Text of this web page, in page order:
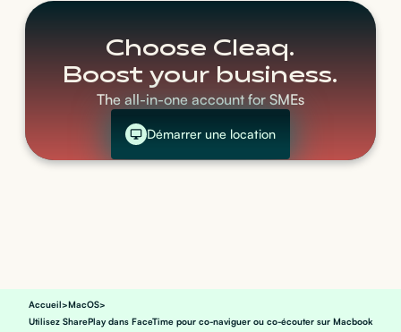
Choose Cleaq.
Boost your business.
The all-in-one account for SMEs
Démarrer une location
Accueil>MacOS>
Utilisez SharePlay dans FaceTime pour co-naviguer ou co-écouter sur Macbook